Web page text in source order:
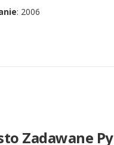
: 2006
Zadawane